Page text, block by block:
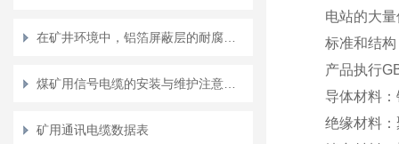
矿用通讯电缆数据表
电站的大
标准和结构
产品执行
导体材料
绝缘材料